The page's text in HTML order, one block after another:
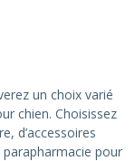
un choix varié
chien. Choisissez
d’accessoires
pour